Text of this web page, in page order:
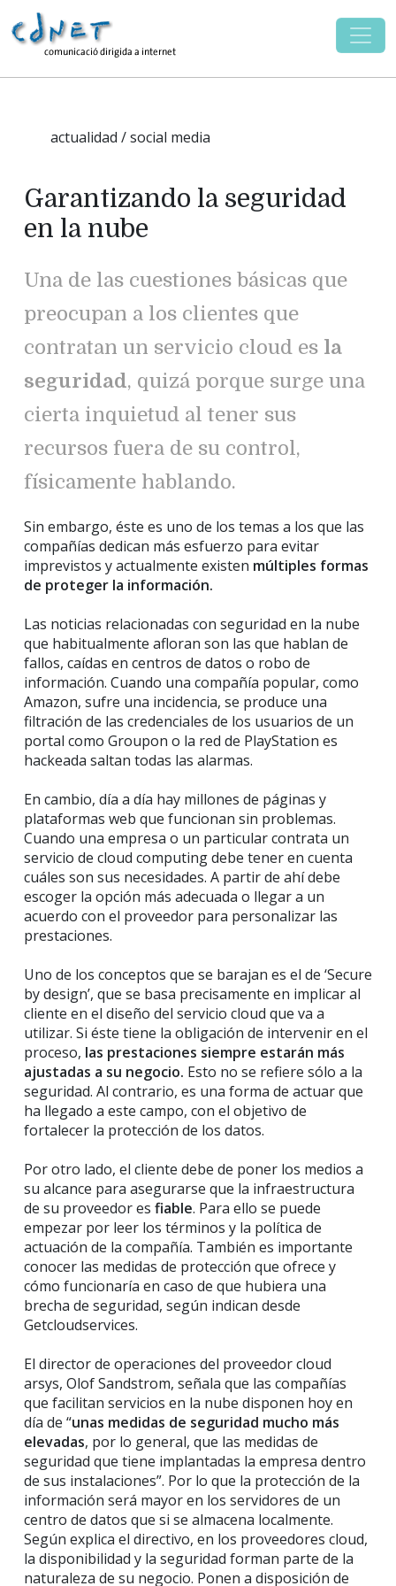
actualidad / social media
Garantizando la seguridad
en la nube
Una de las cuestiones básicas que
preocupan a los clientes que
contratan un servicio cloud es la
seguridad, quizá porque surge una
cierta inquietud al tener sus
recursos fuera de su control,
físicamente hablando.
Sin embargo, éste es uno de los temas a los que las
compañías dedican más esfuerzo para evitar
imprevistos y actualmente existen múltiples formas
de proteger la información.
Las noticias relacionadas con seguridad en la nube
que habitualmente afloran son las que hablan de
fallos, caídas en centros de datos o robo de
información. Cuando una compañía popular, como
Amazon, sufre una incidencia, se produce una
filtración de las credenciales de los usuarios de un
portal como Groupon o la red de PlayStation es
hackeada saltan todas las alarmas.
En cambio, día a día hay millones de páginas y
plataformas web que funcionan sin problemas.
Cuando una empresa o un particular contrata un
servicio de cloud computing debe tener en cuenta
cuáles son sus necesidades. A partir de ahí debe
escoger la opción más adecuada o llegar a un
acuerdo con el proveedor para personalizar las
prestaciones.
Uno de los conceptos que se barajan es el de ‘Secure
by design’, que se basa precisamente en implicar al
cliente en el diseño del servicio cloud que va a
utilizar. Si éste tiene la obligación de intervenir en el
proceso, las prestaciones siempre estarán más
ajustadas a su negocio. Esto no se refiere sólo a la
seguridad. Al contrario, es una forma de actuar que
ha llegado a este campo, con el objetivo de
fortalecer la protección de los datos.
Por otro lado, el cliente debe de poner los medios a
su alcance para asegurarse que la infraestructura
de su proveedor es fiable. Para ello se puede
empezar por leer los términos y la política de
actuación de la compañía. También es importante
conocer las medidas de protección que ofrece y
cómo funcionaría en caso de que hubiera una
brecha de seguridad, según indican desde
Getcloudservices.
El director de operaciones del proveedor cloud
arsys, Olof Sandstrom, señala que las compañías
que facilitan servicios en la nube disponen hoy en
día de “unas medidas de seguridad mucho más
elevadas, por lo general, que las medidas de
seguridad que tiene implantadas la empresa dentro
de sus instalaciones”. Por lo que la protección de la
información será mayor en los servidores de un
centro de datos que si se almacena localmente.
Según explica el directivo, en los proveedores cloud,
la disponibilidad y la seguridad forman parte de la
naturaleza de su negocio. Ponen a disposición de